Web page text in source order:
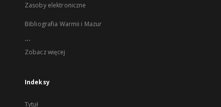
Zasoby elektroniczne
Bibliografia Warmii i Mazur
...
Zobacz więcej
Indeksy
Tytuł